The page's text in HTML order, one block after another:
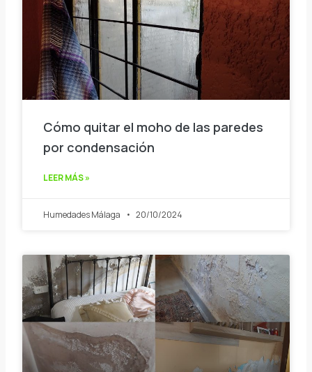
Cómo quitar el moho de las paredes
por condensación
LEER MÁS »
Humedades Málaga 20/10/2024